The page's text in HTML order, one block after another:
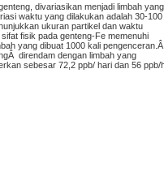
divariasikan menjadi limbah yang
waktu yang dilakukan adalah 30-100
ukuran partikel dan waktu
fisik pada genteng-Fe memenuhi
yang dibuat 1000 kali pengenceran.Â
direndam dengan limbah yang
sebesar 72,2 ppb/ hari dan 56 ppb/